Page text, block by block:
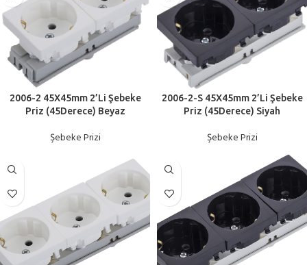
2006-2 45X45mm 2’Li Şebeke
Priz (45Derece) Beyaz
Şebeke Prizi
2006-2-S 45X45mm 2’Li Şebeke
Priz (45Derece) Siyah
Şebeke Prizi